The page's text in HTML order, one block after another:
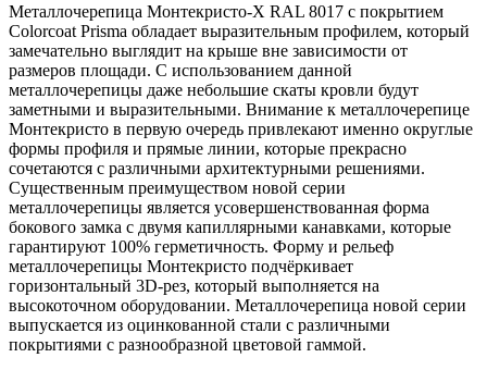
Металлочерепица Монтекристо-X RAL 8017 с покрытием
Colorcoat Prisma обладает выразительным профилем, который
замечательно выглядит на крыше вне зависимости от
размеров площади. С использованием данной
металлочерепицы даже небольшие скаты кровли будут
заметными и выразительными. Внимание к металлочерепице
Монтекристо в первую очередь привлекают именно округлые
формы профиля и прямые линии, которые прекрасно
сочетаются с различными архитектурными решениями.
Существенным преимуществом новой серии
металлочерепицы является усовершенствованная форма
бокового замка с двумя капиллярными канавками, которые
гарантируют 100% герметичность. Форму и рельеф
металлочерепицы Монтекристо подчёркивает
горизонтальный 3D-рез, который выполняется на
высокоточном оборудовании. Металлочерепица новой серии
выпускается из оцинкованной стали с различными
покрытиями с разнообразной цветовой гаммой.